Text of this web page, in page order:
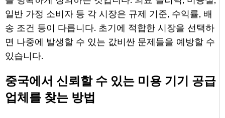
일반 가정 소비자 등 각 시장은 규제 기준, 수익률, 배
송 조건 등이 다릅니다. 초기에 적합한 시장을 선택하
면 나중에 발생할 수 있는 값비싼 문제들을 예방할 수
있습니다.
중국에서 신뢰할 수 있는 미용 기기 공급
업체를 찾는 방법